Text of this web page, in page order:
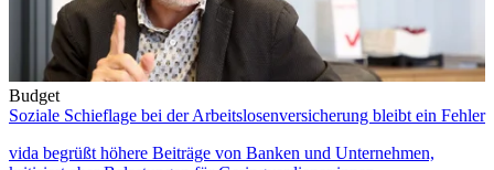
Budget
Soziale Schieflage bei der Arbeitslosenversicherung bleibt ein Fehler
vida begrüßt höhere Beiträge von Banken und Unternehmen,